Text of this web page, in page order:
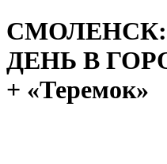
ДЕНЬ В
+ «Теремок»